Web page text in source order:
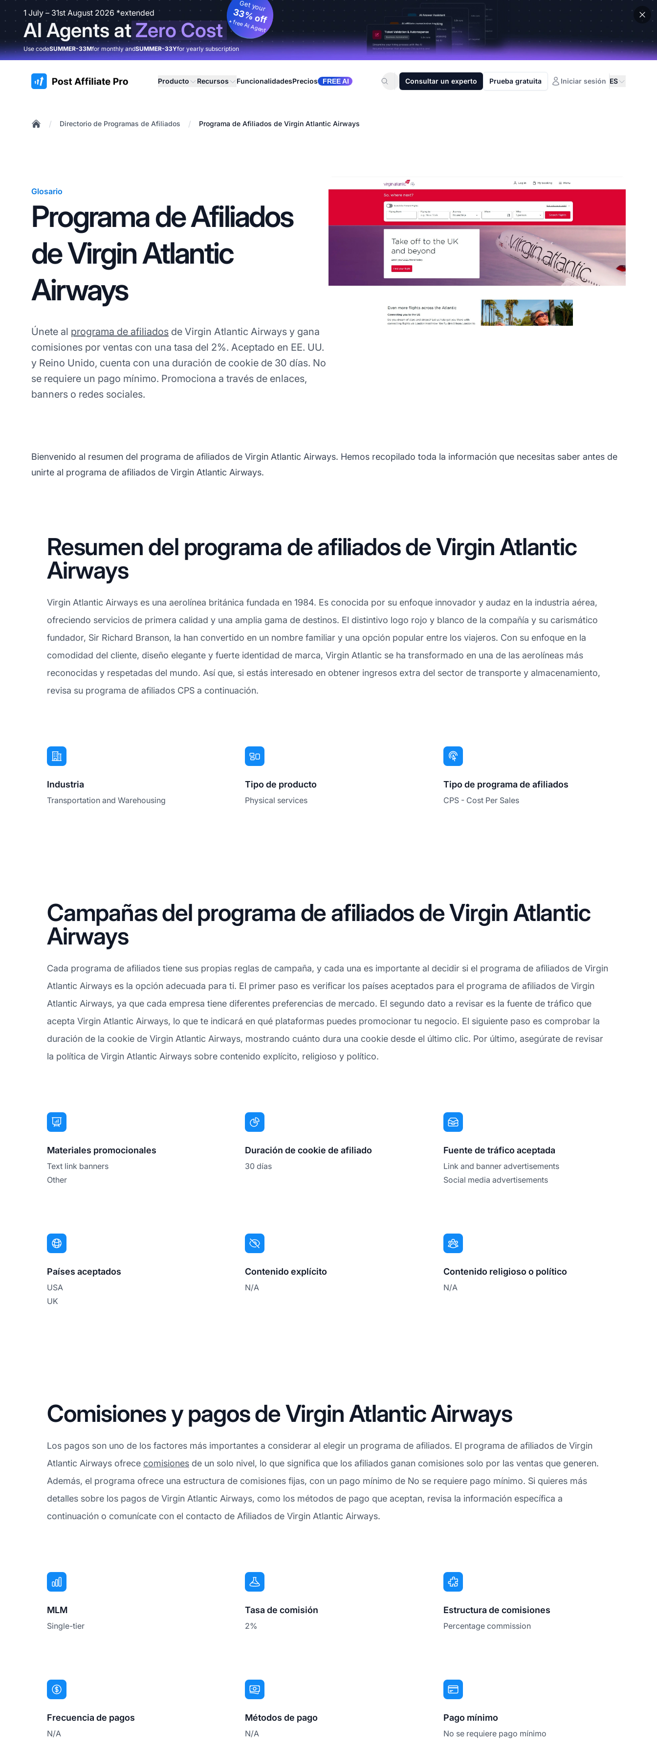
1 July – 31st August 2026 *extended
AI Agents atZero Cost
Get your
33% off
+ free AI Agent
Use codeSUMMER-33Mfor monthly andSUMMER-33Yfor yearly subscription
:site.title Producto Recursos FuncionalidadesPrecios FREE AI Consultar un experto Prueba gratuita Iniciar sesión ES
/ Directorio de Programas de Afiliados / Programa de Afiliados de Virgin Atlantic Airways
Glosario
Programa de Afiliados
de Virgin Atlantic
Airways
Únete al programa de afiliados de Virgin Atlantic Airways y gana
comisiones por ventas con una tasa del 2%. Aceptado en EE. UU.
y Reino Unido, cuenta con una duración de cookie de 30 días. No
se requiere un pago mínimo. Promociona a través de enlaces,
banners o redes sociales.
Bienvenido al resumen del programa de afiliados de Virgin Atlantic Airways. Hemos recopilado toda la información que necesitas saber antes de
unirte al programa de afiliados de Virgin Atlantic Airways.
Resumen del programa de afiliados de Virgin Atlantic
Airways
Virgin Atlantic Airways es una aerolínea británica fundada en 1984. Es conocida por su enfoque innovador y audaz en la industria aérea,
ofreciendo servicios de primera calidad y una amplia gama de destinos. El distintivo logo rojo y blanco de la compañía y su carismático
fundador, Sir Richard Branson, la han convertido en un nombre familiar y una opción popular entre los viajeros. Con su enfoque en la
comodidad del cliente, diseño elegante y fuerte identidad de marca, Virgin Atlantic se ha transformado en una de las aerolíneas más
reconocidas y respetadas del mundo. Así que, si estás interesado en obtener ingresos extra del sector de transporte y almacenamiento,
revisa su programa de afiliados CPS a continuación.
Industria
Transportation and Warehousing
Tipo de producto
Physical services
Tipo de programa de afiliados
CPS - Cost Per Sales
Campañas del programa de afiliados de Virgin Atlantic
Airways
Cada programa de afiliados tiene sus propias reglas de campaña, y cada una es importante al decidir si el programa de afiliados de Virgin
Atlantic Airways es la opción adecuada para ti. El primer paso es verificar los países aceptados para el programa de afiliados de Virgin
Atlantic Airways, ya que cada empresa tiene diferentes preferencias de mercado. El segundo dato a revisar es la fuente de tráfico que
acepta Virgin Atlantic Airways, lo que te indicará en qué plataformas puedes promocionar tu negocio. El siguiente paso es comprobar la
duración de la cookie de Virgin Atlantic Airways, mostrando cuánto dura una cookie desde el último clic. Por último, asegúrate de revisar
la política de Virgin Atlantic Airways sobre contenido explícito, religioso y político.
Materiales promocionales
Text link banners
Other
Duración de cookie de afiliado
30 días
Fuente de tráfico aceptada
Link and banner advertisements
Social media advertisements
Países aceptados
USA
UK
Contenido explícito
N/A
Contenido religioso o político
N/A
Comisiones y pagos de Virgin Atlantic Airways
Los pagos son uno de los factores más importantes a considerar al elegir un programa de afiliados. El programa de afiliados de Virgin
Atlantic Airways ofrece comisiones de un solo nivel, lo que significa que los afiliados ganan comisiones solo por las ventas que generen.
Además, el programa ofrece una estructura de comisiones fijas, con un pago mínimo de No se requiere pago mínimo. Si quieres más
detalles sobre los pagos de Virgin Atlantic Airways, como los métodos de pago que aceptan, revisa la información específica a
continuación o comunícate con el contacto de Afiliados de Virgin Atlantic Airways.
MLM
Single-tier
Tasa de comisión
2%
Estructura de comisiones
Percentage commission
Frecuencia de pagos
N/A
Métodos de pago
N/A
Pago mínimo
No se requiere pago mínimo